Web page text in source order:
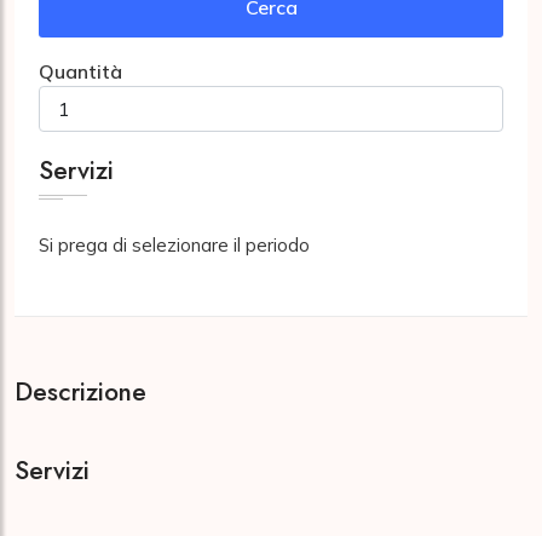
Cerca
Quantità
Servizi
Si prega di selezionare il periodo
Descrizione
Servizi